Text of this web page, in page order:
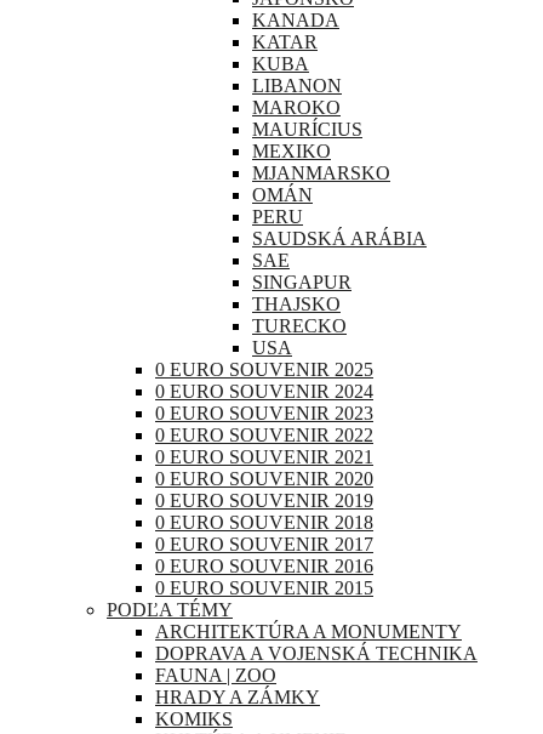
KANADA
KATAR
KUBA
LIBANON
MAROKO
MAURÍCIUS
MEXIKO
MJANMARSKO
OMÁN
PERU
SAUDSKÁ ARÁBIA
SAE
SINGAPUR
THAJSKO
TURECKO
USA
0 EURO SOUVENIR 2025
0 EURO SOUVENIR 2024
0 EURO SOUVENIR 2023
0 EURO SOUVENIR 2022
0 EURO SOUVENIR 2021
0 EURO SOUVENIR 2020
0 EURO SOUVENIR 2019
0 EURO SOUVENIR 2018
0 EURO SOUVENIR 2017
0 EURO SOUVENIR 2016
0 EURO SOUVENIR 2015
PODĽA TÉMY
ARCHITEKTÚRA A MONUMENTY
DOPRAVA A VOJENSKÁ TECHNIKA
FAUNA | ZOO
HRADY A ZÁMKY
KOMIKS